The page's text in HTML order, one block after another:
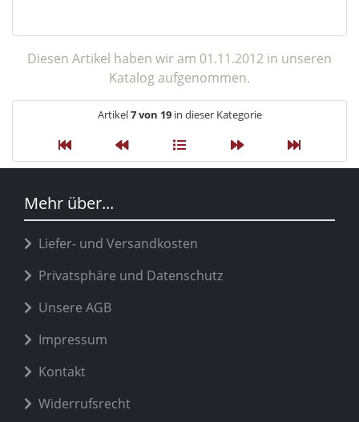
Diesen Artikel haben wir am 01.11.2012 in unseren
Katalog aufgenommen.
Artikel7 von 19in dieser Kategorie
Mehr über...
Liefer- und Versandkosten
Privatsphäre und Datenschutz
Unsere AGB
Impressum
Kontakt
Widerrufsrecht